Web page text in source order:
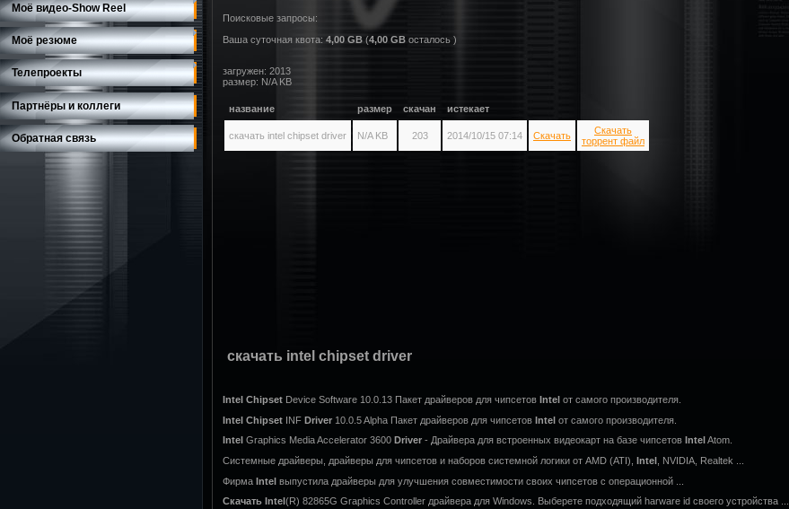
Моё видео-Show Reеl
Моё резюме
Телепроекты
Партнёры и коллеги
Обратная связь
Ваша суточная квота: 4,00 GB (4,00 GB осталось )
загружен: 2013
размер: N/A KB
название размер скачан истекает
скачать intel chipset driver N/A KB 203 2014/10/15 07:14 Скачать
Скачать
торрент файл
скачать intel chipset driver
Intel Chipset Device Software 10.0.13 Пакет драйверов для чипсетов Intel от самого производителя.
Intel Chipset INF Driver 10.0.5 Alpha Пакет драйверов для чипсетов Intel от самого производителя.
Intel Graphics Media Accelerator 3600 Driver - Драйвера для встроенных видеокарт на базе чипсетов Intel Atom.
Системные драйверы, драйверы для чипсетов и наборов системной логики от AMD (ATI), Intel , NVIDIA, Realtek ...
Фирма Intel выпустила драйверы для улучшения совместимости своих чипсетов с операционной ...
Скачать Intel (R) 82865G Graphics Controller драйвера для Windows. Выберете подходящий harware id своего устройства ...